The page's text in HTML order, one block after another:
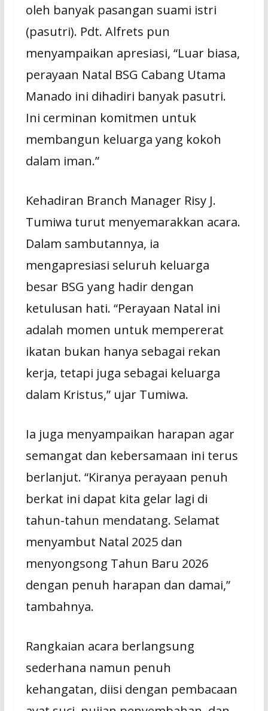
oleh banyak pasangan suami istri
(pasutri). Pdt. Alfrets pun
menyampaikan apresiasi, “Luar biasa,
perayaan Natal BSG Cabang Utama
Manado ini dihadiri banyak pasutri.
Ini cerminan komitmen untuk
membangun keluarga yang kokoh
dalam iman.”
Kehadiran Branch Manager Risy J.
Tumiwa turut menyemarakkan acara.
Dalam sambutannya, ia
mengapresiasi seluruh keluarga
besar BSG yang hadir dengan
ketulusan hati. “Perayaan Natal ini
adalah momen untuk mempererat
ikatan bukan hanya sebagai rekan
kerja, tetapi juga sebagai keluarga
dalam Kristus,” ujar Tumiwa.
Ia juga menyampaikan harapan agar
semangat dan kebersamaan ini terus
berlanjut. “Kiranya perayaan penuh
berkat ini dapat kita gelar lagi di
tahun-tahun mendatang. Selamat
menyambut Natal 2025 dan
menyongsong Tahun Baru 2026
dengan penuh harapan dan damai,”
tambahnya.
Rangkaian acara berlangsung
sederhana namun penuh
kehangatan, diisi dengan pembacaan